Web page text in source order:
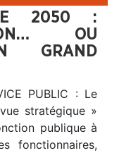
2050 :
OU
GRAND
PUBLIC : Le
stratégique »
publique à
fonctionnaires,